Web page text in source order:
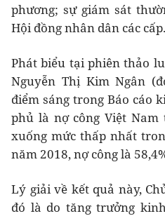
phương; sự giám sát
Hội đồng nhân dân các cấp.
Phát biểu tại phiên thảo
Nguyễn Thị Kim Ngân
điểm sáng trong Báo cáo
phủ là nợ công Việt
xuống mức thấp nhất
năm 2018, nợ công là
Lý giải về kết quả này,
đó là do tăng trưởng